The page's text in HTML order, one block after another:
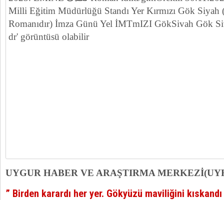
UYGUR HABER VE ARAŞTIRMA
” Birden karardı her yer. Gökyüzü maviliğini